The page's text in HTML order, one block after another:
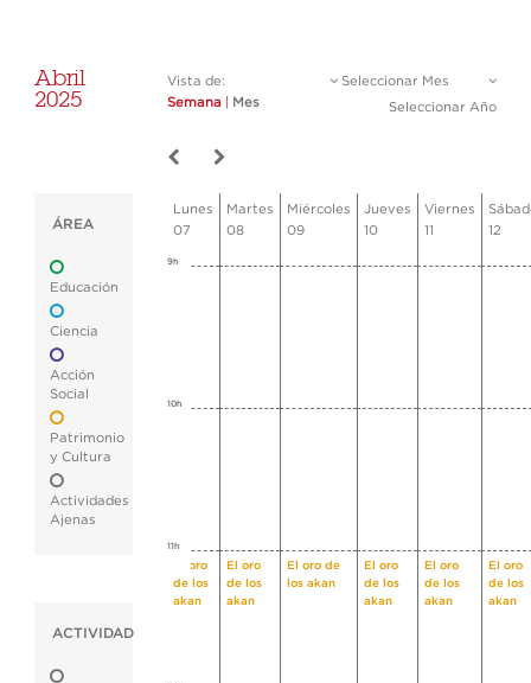
Abril
2025
Vista de:
Semana
Mes
Seleccionar Mes
Seleccionar Año
ÁREA
Educación
Ciencia
Acción
Social
Patrimonio
y Cultura
Actividades
Ajenas
ACTIVIDAD
Lunes
07
Martes
08
Miércoles
09
Jueves
10
Viernes
11
12
9h
10h
11h
El oro
de los
akan
El oro
de los
akan
El oro de
los akan
El oro
de los
akan
El oro
de los
akan
El oro
de los
akan